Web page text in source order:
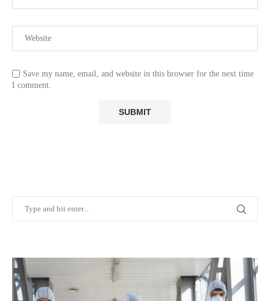
Save my name, email, and website in this browser for the next time
I comment.